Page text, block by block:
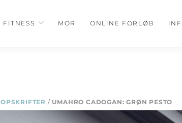
FITNESS MOR ONLINE FORLØB
OPSKRIFTER / UMAHRO CADOGAN: GRØN PESTO